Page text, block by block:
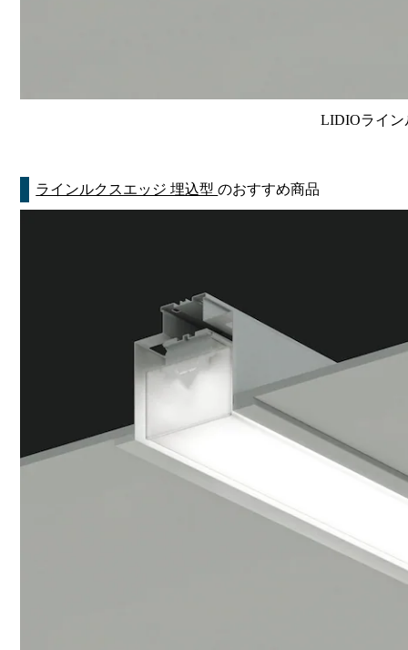
LIDIOライン
ラインルクスエッジ 埋込型のおすすめ商品